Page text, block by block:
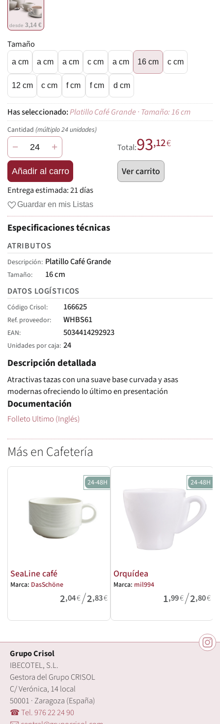
desde3,14 €
Tamaño
a cm a cm a cm c cm a cm 16 cm c cm
12 cm c cm f cm f cm d cm
Platillo Café Grande · Tamaño: 16 cm
Cantidad (múltiplo 24 unidades)
− +
Añadir al carro
Total:93,12€
Ver carrito
Entrega estimada:21 días
Guardar en mis Listas
Especificaciones técnicas
ATRIBUTOS
Descripción Platillo Café Grande
Tamaño
16 cm
DATOS LOGÍSTICOS
Código Crisol 166625
Ref. proveedor WHBS61
EAN 5034414292923
Unidades por caja 24
Descripción detallada
Atractivas tazas con una suave base curvada y asas
modernas ofreciendo lo último en presentación
Documentación
Folleto Ultimo (Inglés)
Más en Cafetería
24-48H
SeaLine café
Marca: DasSchöne
2,04€/2,83€
24-48H
Orquídea
Marca: mil994
1,99€/2,80€
Grupo Crisol
IBECOTEL, S.L.
Gestora del Grupo CRISOL
C/ Verónica, 14 local
50001 · Zaragoza (España)
☎ Tel. 976 22 24 90